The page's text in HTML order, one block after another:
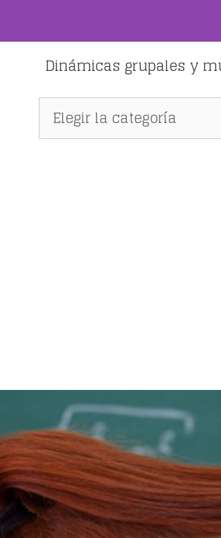
Dinámicas grupales y
Dinámicas
grupales